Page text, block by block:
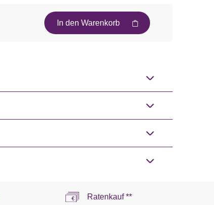
In den Warenkorb
Ratenkauf **